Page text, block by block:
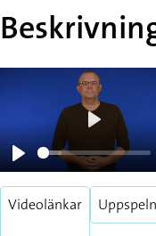
Play
Play
Videolänkar